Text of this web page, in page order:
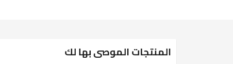
المنتجات الموصى بها لك